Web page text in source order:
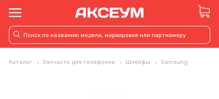
Каталог Запчасти для телефонов Шлейфы Samsung